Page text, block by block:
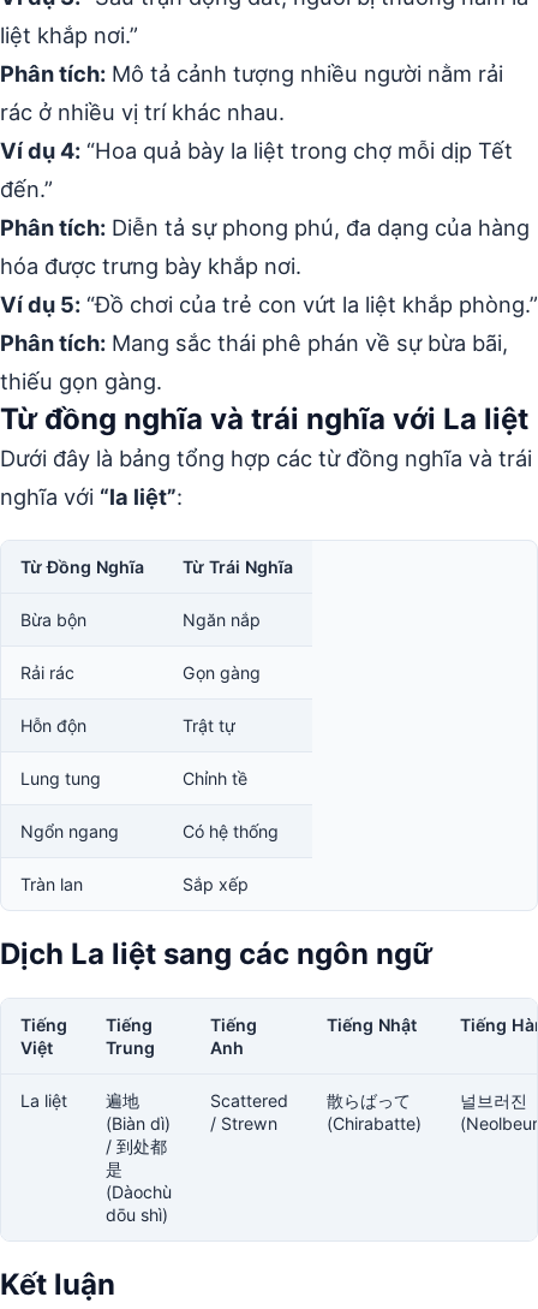
liệt khắp nơi.”
Phân tích: Mô tả cảnh tượng nhiều người nằm rải
rác ở nhiều vị trí khác nhau.
Ví dụ 4: “Hoa quả bày la liệt trong chợ mỗi dịp Tết
đến.”
Phân tích: Diễn tả sự phong phú, đa dạng của hàng
hóa được trưng bày khắp nơi.
Ví dụ 5: “Đồ chơi của trẻ con vứt la liệt khắp phòng.”
Phân tích: Mang sắc thái phê phán về sự bừa bãi,
thiếu gọn gàng.
Từ đồng nghĩa và trái nghĩa với La liệt
Dưới đây là bảng tổng hợp các từ đồng nghĩa và trái
nghĩa với “la liệt”:
Từ Đồng Nghĩa Từ Trái Nghĩa
Bừa bộn Ngăn nắp
Rải rác Gọn gàng
Hỗn độn Trật tự
Lung tung Chỉnh tề
Ngổn ngang Có hệ thống
Tràn lan Sắp xếp
Dịch La liệt sang các ngôn ngữ
Tiếng
Việt
Tiếng
Trung
Tiếng
Anh
Tiếng Nhật Tiếng
La liệt
遍地
(Biàn dì)
/ 到处都
是
(Dàochù
dōu shì)
Scattered
/ Strewn
散らばって
(Chirabatte)
널브러진
Kết luận